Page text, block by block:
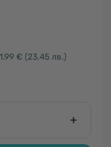
€ (23.45 лв.)
+